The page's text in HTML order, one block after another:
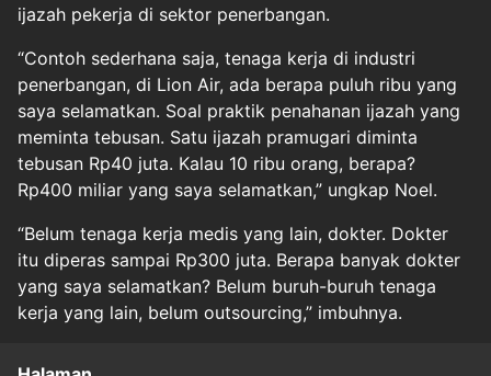
ijazah pekerja di sektor penerbangan.
“Contoh sederhana saja, tenaga kerja di industri
penerbangan, di Lion Air, ada berapa puluh ribu yang
saya selamatkan. Soal praktik penahanan ijazah yang
meminta tebusan. Satu ijazah pramugari diminta
tebusan Rp40 juta. Kalau 10 ribu orang, berapa?
Rp400 miliar yang saya selamatkan,” ungkap Noel.
“Belum tenaga kerja medis yang lain, dokter. Dokter
itu diperas sampai Rp300 juta. Berapa banyak dokter
yang saya selamatkan? Belum buruh-buruh tenaga
kerja yang lain, belum outsourcing,” imbuhnya.